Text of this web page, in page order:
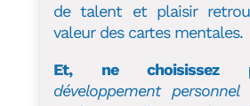
de talent et plaisir
valeur des cartes mentales.
Et, ne choisissez
développementpersonnel